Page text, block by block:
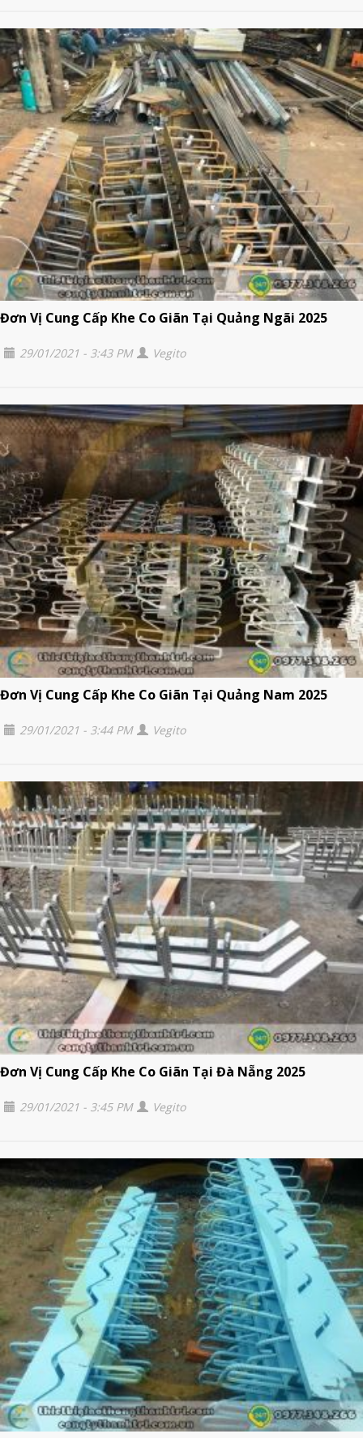
Đơn Vị Cung Cấp Khe Co Giãn Tại Quảng Ngãi 2025
29/01/2021 - 3:43 PM Vegito
Đơn Vị Cung Cấp Khe Co Giãn Tại Quảng Nam 2025
29/01/2021 - 3:44 PM Vegito
Đơn Vị Cung Cấp Khe Co Giãn Tại Đà Nẵng 2025
29/01/2021 - 3:45 PM Vegito